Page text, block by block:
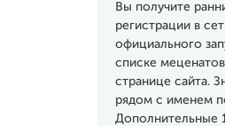
Вы получите
регистрации в
официального
списке
странице сайта.
рядом с именем
Дополнительные